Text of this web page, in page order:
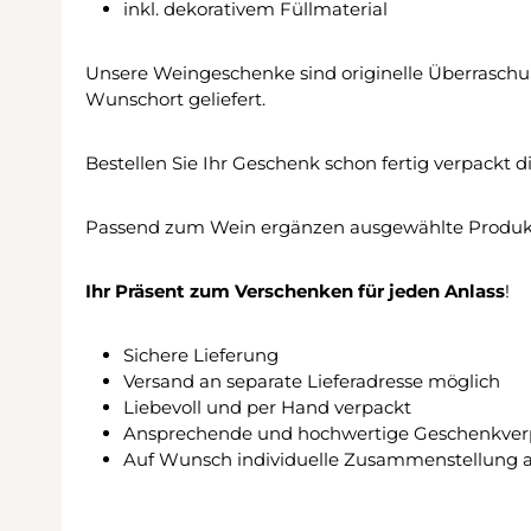
inkl. dekorativem Füllmaterial
Unsere Weingeschenke sind originelle
Wunschort geliefert.
Bestellen Sie Ihr Geschenk schon fertig verpackt
Passend zum Wein ergänzen ausgewählte
Ihr Präsent zum Verschenken für jeden Anlass!
Sichere Lieferung
Versand an separate Lieferadresse möglich
Liebevoll und per Hand verpackt
Ansprechende und hochwertige
Auf Wunsch individuelle Zusammenstellung